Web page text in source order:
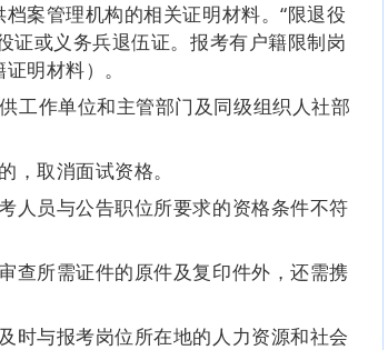
案管理机构的相关证明材料。“限退役
证或义务兵退伍证。报考有户籍限制岗
明材料）。
工作单位和主管部门及同级组织人社部
取消面试资格。
人员与公告职位所要求的资格条件不符
查所需证件的原件及复印件外，还需携
时与报考岗位所在地的人力资源和社会